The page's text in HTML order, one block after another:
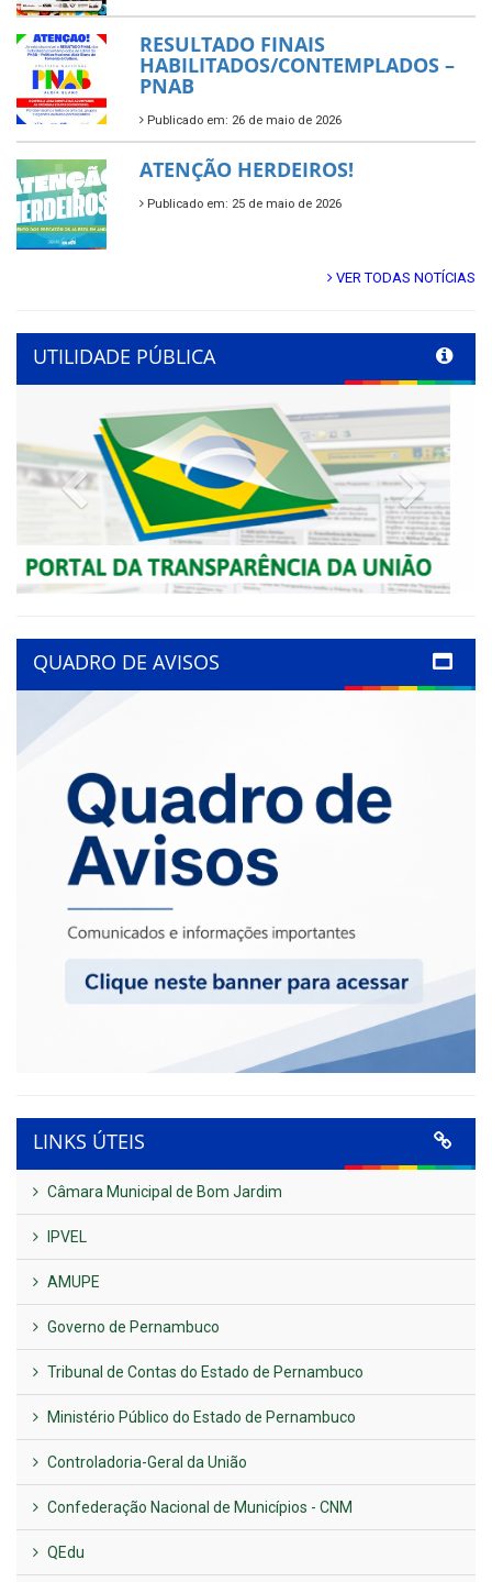
RESULTADO FINAIS
HABILITADOS/CONTEMPLADOS –
PNAB
Publicado em: 26 de maio de 2026
ATENÇÃO HERDEIROS!
Publicado em: 25 de maio de 2026
VER TODAS NOTÍCIAS
UTILIDADE PÚBLICA
Previous
QUADRO DE AVISOS
LINKS ÚTEIS
Câmara Municipal de Bom Jardim
IPVEL
AMUPE
Governo de Pernambuco
Tribunal de Contas do Estado de Pernambuco
Ministério Público do Estado de Pernambuco
Controladoria-Geral da União
Confederação Nacional de Municípios - CNM
QEdu